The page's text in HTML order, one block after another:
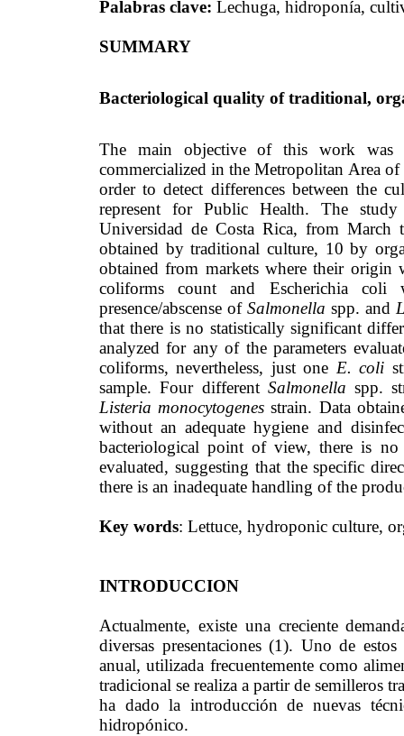
Palabras clave: Lechuga, hidroponía,
SUMMARY
Bacteriological quality of traditional,
The main objective of this work was
commercialized in the Metropolitan Area
order to detect differences between the
represent for Public Health. The
Universidad de Costa Rica, from March
obtained by traditional culture, 10 by
obtained from markets where their origin
coliforms count and Escherichia
presence/abscense ofSalmonella spp. and
that there is no statistically significant
analyzed for any of the parameters
coliforms, nevertheless, just one E. coli
sample. Four different Salmonella spp.
Listeria monocytogenes strain. Data
without an adequate hygiene and
bacteriological point of view, there is no
evaluated, suggesting that the specific
there is an inadequate handling of the
Key words: Lettuce, hydroponic culture,
INTRODUCCION
Actualmente, existe una creciente
diversas presentaciones (1). Uno de
anual, utilizada frecuentemente como
tradicional se realiza a partir de semilleros
ha dado la introducción de nuevas
hidropónico.